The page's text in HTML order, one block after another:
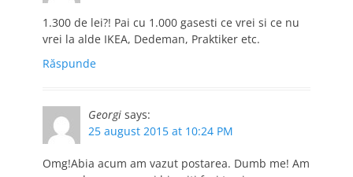
1.300 de lei?! Pai cu 1.000 gasesti ce vrei si ce nu
vrei la alde IKEA, Dedeman, Praktiker etc.
Răspunde
Georgi says:
25 august 2015 at 10:24 PM
Omg!Abia acum am vazut postarea. Dumb me! Am